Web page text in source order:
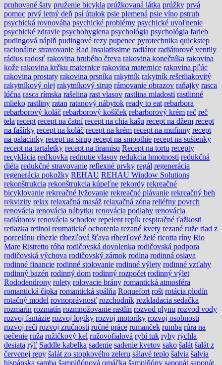
pruhované šaty pruženie bicykla prúžkovaná látka prúžky prvá
pomoc prvý letný deň psí útulok psie plemená psie víno pstruh
psychická rovnováha psychické problémy psychické uvoľnenie
psychické zdravie psychohygiena psychológia psychológia farieb
pudingová náplň pudingové rezy pupenec pyrotechnika quickstep
racionálne stravovanie Rad Insalatissime radiátor radiátorové ventily
rádius radosť rakovina hrubého čreva rakovina konečníka rakovina
kože rakovina krčku maternice rakovina maternice rakovina pľúc
rakovina prostaty rakovina prsníka rakytník rakytník rešetliakovitý
rakytníkový olej rakytníkový sirup rámovanie obrazov raňajky rasca
lúčna rasca rímska rašelina rast vlasov rastlina mladosti rastlinné
mlieko rastliny ratan ratanový nábytok ready to eat rebarbora
rebarborový koláč rebarborový košíček rebarborový krém reč reč
tela recept recept na čatní recept na chia kašu recept na džem recept
na fašírky recept na koláč recept na krém recept na mufinny recept
na palacinky recept na sirup recept na smoothie recept na sušienky
recept na tartaletky recept na tiramisu Recept na tortu recepty
recyklácia reďkovka rednutie vlasov redukcia hmotnosti redukčná
diéta redukčné stravovanie reflexné prvky regál regenerácia
regenerácia pokožky REHAU REHAU Window Solutions
rekonštrukcia rekonštrukcia kúpeľne rekordy rekreačné
bicyklovanie rekreačné lyžovanie rekreačné plávanie rekreačný beh
rekvizity relax relaxačná masáž relaxačná zóna reliéfny povrch
renovácia renovácia nábytku renovácia podlahy renovácia
radiátorov renovácia schodov repelent repík respiračné ťažkosti
retiazka retinol reumatické ochorenia rezané kvety rezané ruže riad z
porcelánu ríbezle ríbezľová šťava ríbezľové želé ricotta ríny Rio
Mare Ristretto róba rodičovská dovolenka rodičovská podpora
rodičovská výchova rodičovský zámok rodina rodinná oslava
rodinné financie rodinné stolovanie rodinné výlety rodinné vzťahy
rodinný bazén rodinný dom rodinný rozpočet rodinný výlet
Rododendrony rolety rolovacie brány romantická atmosféra
romantická čipka romantická spálňa Roquefort rošt rotácia plodín
rotačný model rovnoprávnosť rozchodník rozkladacia sedačka
rozmarín rozmatín rozmnožovanie rastlín rozvod plynu rozvod vody
rozvoj fantázie rozvoj logiky rozvoj motoriky rozvoj osobnosti
rozvoj reči rozvoj zručnosti ručné práce rumanček rumba rúra na
pečenie ruža ružičkový kel ružovofialová rybí tuk ryby rýchla
desiata rýľ Saddle kabelka sadenie sadenie kvetov sako šalát šalát z
červenej repy šalát zo stopkového zeleru sálavé teplo šalvia šalvia
hispánska samba šampiňónová omáčka šampiňóny saponát saponát